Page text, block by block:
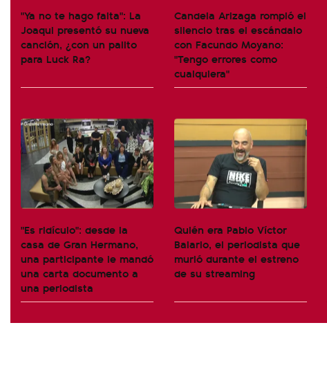
"Ya no te hago falta": La
Joaqui presentó su nueva
canción, ¿con un palito
para Luck Ra?
Candela Arizaga rompió el
silencio tras el escándalo
con Facundo Moyano:
"Tengo errores como
cualquiera"
"Es ridículo": desde la
casa de Gran Hermano,
una participante le mandó
una carta documento a
una periodista
Quién era Pablo Víctor
Balario, el periodista que
murió durante el estreno
de su streaming